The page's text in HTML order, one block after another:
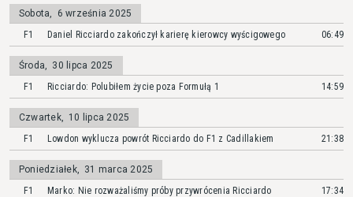
Sobota,
6 września 2025
F1
Daniel Ricciardo zakończył karierę kierowcy wyścigowego 06:49
Środa, 30 lipca 2025
F1
Ricciardo: Polubiłem życie poza Formułą 1 14:59
Czwartek, 10 lipca 2025
F1
Lowdon wyklucza powrót Ricciardo do F1 z Cadillakiem 21:38
Poniedziałek, 31 marca 2025
F1
Marko: Nie rozważaliśmy próby przywrócenia Ricciardo 17:34